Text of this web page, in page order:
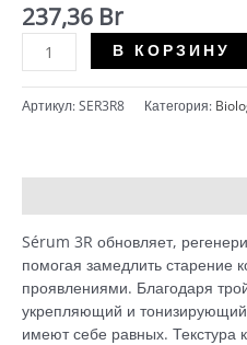
237,36 Br
Количество
Serum
3R
-
и
8
мл
В КОРЗИНУ
Артикул:SER3R8 Категория:
Sérum 3R обновляет,
помогая замедлить старение
проявлениями. Благодаря
укрепляющий и
имеют себе равных. Текстура